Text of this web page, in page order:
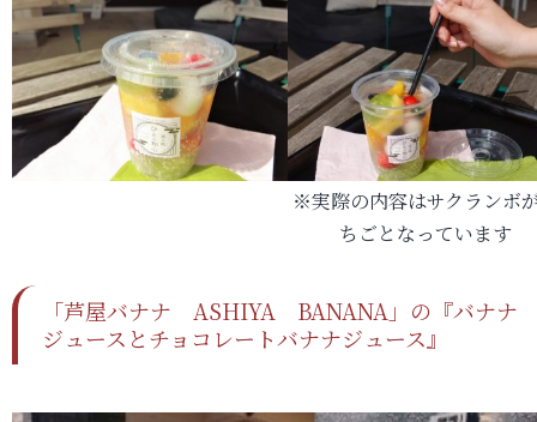
※実際の内容はサクランボ
ちごとなっています
「芦屋バナナ ASHIYA BANANA」の『バナナ
ジュースとチョコレートバナナジュース』